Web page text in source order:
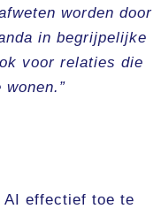
worden door
in begrijpelijke
voor relaties die
AI effectief toe te